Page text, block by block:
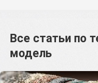
Все статьи по
модель